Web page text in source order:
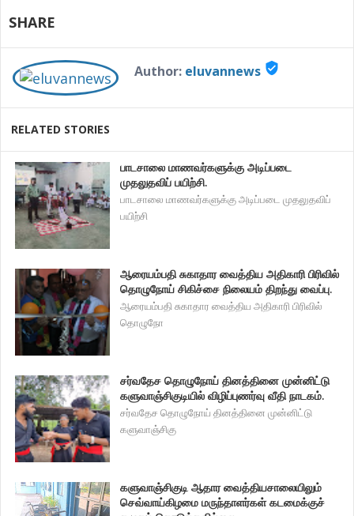
SHARE
Author: eluvannews verified_user
RELATED STORIES
பாடசாலை மாணவர்களுக்கு அடிப்படை
முதலுதவிப் பயிற்சி.
பாடசாலை மாணவர்களுக்கு அடிப்படை முதலுதவிப்
பயிற்சி
ஆரையம்பதி சுகாதார வைத்திய அதிகாரி பிரிவில்
தொழுநோய் சிகிச்சை நிலையம் திறந்து வைப்பு.
ஆரையம்பதி சுகாதார வைத்திய அதிகாரி பிரிவில்
தொழுநோ
சர்வதேச தொழுநோய் தினத்தினை முன்னிட்டு
களுவாஞ்சிகுடியில் விழிப்புணர்வு வீதி நாடகம்.
சர்வதேச தொழுநோய் தினத்தினை முன்னிட்டு
களுவாஞ்சிகு
களுவாஞ்சிகுடி ஆதார வைத்தியசாலையிலும்
செவ்வாய்கிழமை மருந்தாளர்கள் கடமைக்குச்